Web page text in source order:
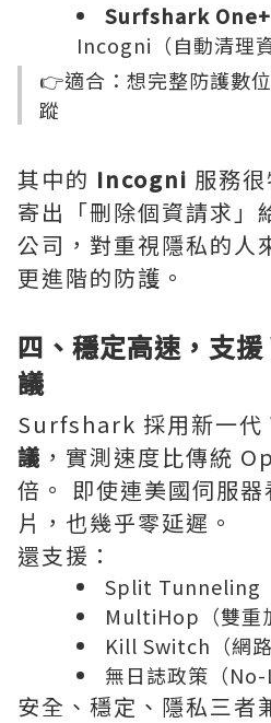
Surfshark One+
Incogni（自動清理
👉適合：想完整防護數
蹤
其中的 Incogni 服務
寄出「刪除個資請求」
公司，對重視隱私的人
更進階的防護。
四、穩定高速，支
議
Surfshark 採用新一代
議 ，實測速度比傳統
倍。 即使連美國伺服
片，也幾乎零延遲。
還支援：
Split Tunneling
MultiHop（雙重
Kill Switch（網路
無日誌政策（No-
安全、穩定、隱私三者